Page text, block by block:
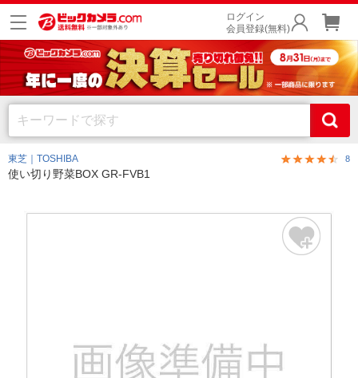
ログイン
会員登録(無料)
東芝｜TOSHIBA 8
使い切り野菜BOX GR-FVB1